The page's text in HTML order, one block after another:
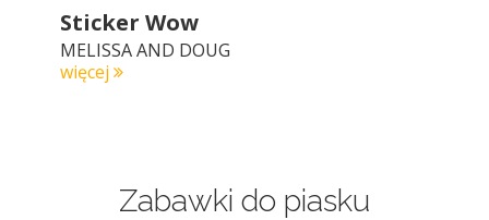
Sticker Wow
MELISSA AND DOUG
więcej
Zabawki do piasku